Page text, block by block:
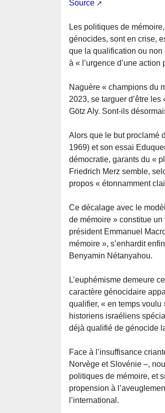
Source
Les politiques de
génocides, sont en crise,
que la qualification ou non
à « l’urgence d’une
Naguère « champions du
2023, se targuer d’être
Götz Aly. Sont-ils
Alors que le but proclamé
1969) et son essai
démocratie, garants du «
Friedrich Merz semble,
propos « étonnamment
Ce décalage avec le
de mémoire » constitue
président Emmanuel
mémoire », s’enhardit
Benyamin Nétanyahou.
L’euphémisme demeure
caractère génocidaire
qualifier, « en temps
historiens israéliens
déjà qualifié de génocide
Face à l’insuffisance
Norvège et Slovénie –,
politiques de mémoire, et
propension à
l’international.